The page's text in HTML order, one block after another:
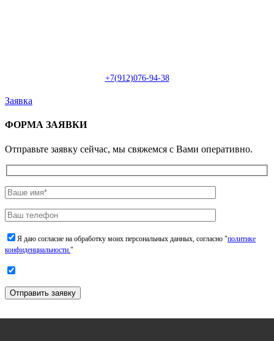
+7(912)076-94-38
Заявка
ФОРМА ЗАЯВКИ
Отправьте заявку сейчас, мы свяжемся с Вами оперативно.
Я даю согласие на обработку моих персональных данных, согласно "политике
конфиденциальности."
Отправить заявку